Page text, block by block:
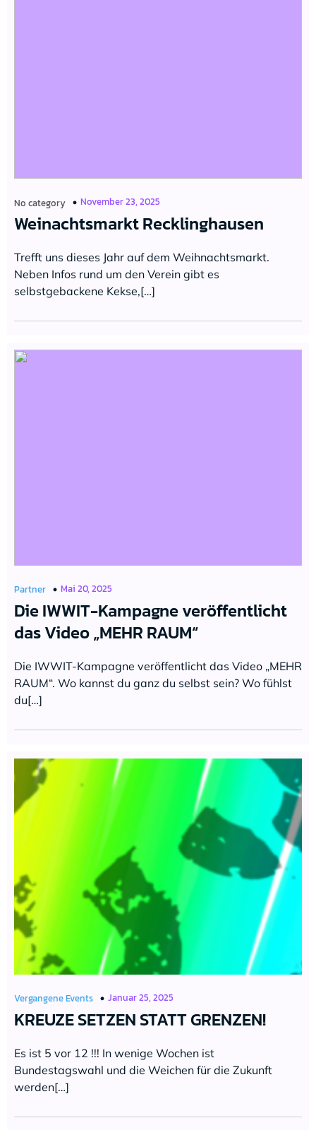
No category November 23, 2025
Weinachtsmarkt Recklinghausen
Trefft uns dieses Jahr auf dem Weihnachtsmarkt.
Neben Infos rund um den Verein gibt es
selbstgebackene Kekse,[…]
Partner Mai 20, 2025
Die IWWIT-Kampagne veröffentlicht
das Video „MEHR RAUM“
Die IWWIT-Kampagne veröffentlicht das Video „MEHR
RAUM“. Wo kannst du ganz du selbst sein? Wo fühlst
du[…]
Vergangene Events Januar 25, 2025
KREUZE SETZEN STATT GRENZEN!
Es ist 5 vor 12 !!! In wenige Wochen ist
Bundestagswahl und die Weichen für die Zukunft
werden[…]